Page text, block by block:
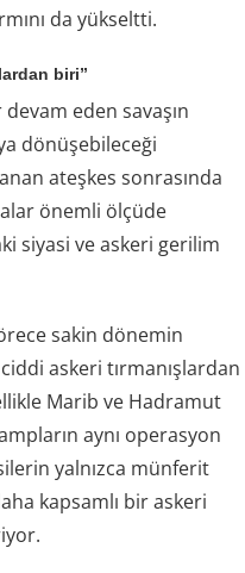
da yükseltti.
biri”
devam eden savaşın
dönüşebileceği
ateşkes sonrasında
önemli ölçüde
siyasi ve askeri gerilim
sakin dönemin
askeri tırmanışlardan
Marib ve Hadramut
aynı operasyon
yalnızca münferit
kapsamlı bir askeri